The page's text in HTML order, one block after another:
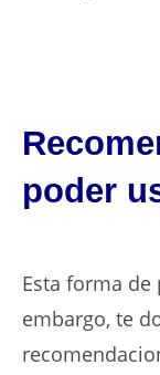
poder
Esta forma de
embargo, te